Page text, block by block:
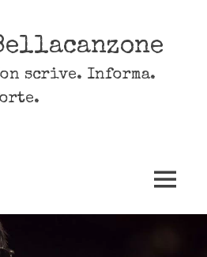
scrive. Informa.
MENU